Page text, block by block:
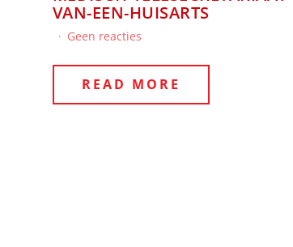
VAN-EEN-HUISARTS
Geen reacties
READ MORE